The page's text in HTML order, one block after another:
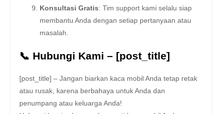
Konsultasi Gratis: Tim support kami selalu siap
membantu Anda dengan setiap pertanyaan atau
masalah.
📞 Hubungi Kami – [post_title]
[post_title] – Jangan biarkan kaca mobil Anda tetap retak
atau rusak, karena berbahaya untuk Anda dan
penumpang atau keluarga Anda!